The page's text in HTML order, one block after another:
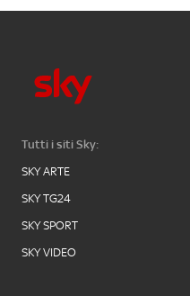
Tutti i siti Sky:
SKY ARTE
SKY TG24
SKY SPORT
SKY VIDEO